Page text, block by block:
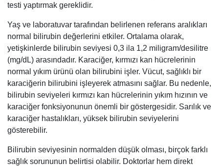
testi yaptırmak gereklidir.
Yaş ve laboratuvar tarafından belirlenen referans aralıkları
normal bilirubin değerlerini etkiler. Ortalama olarak,
yetişkinlerde bilirubin seviyesi 0,3 ila 1,2 miligram/desilitre
(mg/dL) arasındadır. Karaciğer, kırmızı kan hücrelerinin
normal yıkım ürünü olan bilirubini işler. Vücut, sağlıklı bir
karaciğerin bilirubini işleyerek atmasını sağlar. Bu nedenle,
bilirubin seviyeleri kırmızı kan hücrelerinin yıkım hızının ve
karaciğer fonksiyonunun önemli bir göstergesidir. Sarılık ve
karaciğer hastalıkları, yüksek bilirubin seviyelerini
gösterebilir.
Bilirubin seviyesinin normalden düşük olması, birçok farklı
sağlık sorununun belirtisi olabilir. Doktorlar hem direkt